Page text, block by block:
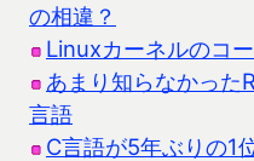
の相違？
Linuxカーネルのコ
あまり知らなかった
言語
C言語が5年ぶりの1